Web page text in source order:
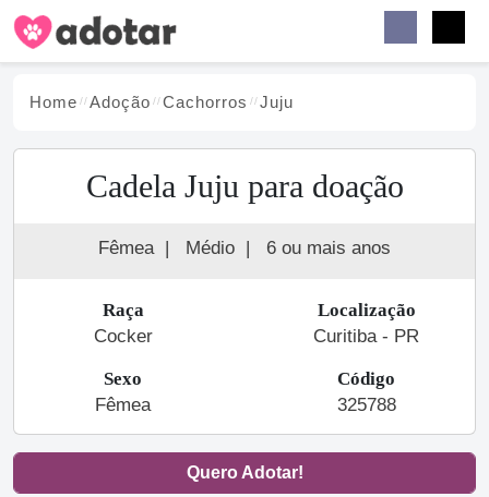
Home Adoção Cachorros Juju
Cadela Juju para doação
Fêmea | Médio | 6 ou mais anos
Raça
Cocker
Localização
Curitiba - PR
Sexo
Fêmea
Código
325788
Quero Adotar!